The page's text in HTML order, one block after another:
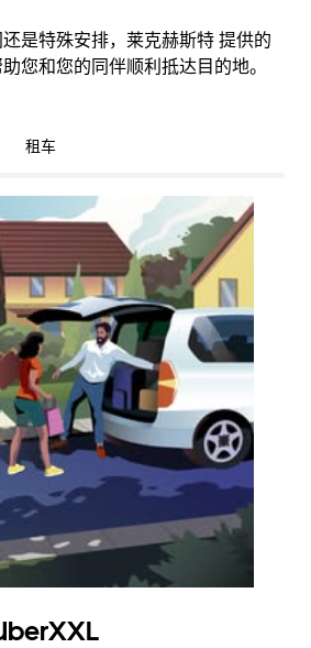
是特殊安排，莱克赫斯特 提供的
您和您的同伴顺利抵达目的地。
租车